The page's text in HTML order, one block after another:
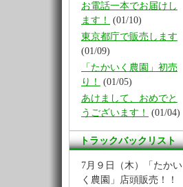
お電話一本でお届けし
ます！
(01/10)
東京都庁で販売します
(01/09)
「たかいく農園」初売
り！
(01/05)
あけまして、おめでと
うございます！
(01/04)
トラックバックリスト
7月９日（木）「たかい
く農園」店頭販売！！